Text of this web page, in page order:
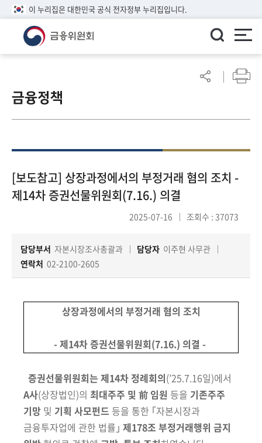
이 누리집은 대한민국 공식 전자정부 누리집입니다.
린
이알
참
여
마
책
마
금융정책
[보도참고] 상장과정에서의 부정거래 혐의 조치 -
제14차 증권선물위원회(7.16.) 의결
2025-07-16 조회수 : 37073
담당부서 자본시장조사총괄과 담당자 이주현 사무관
연락처 02-2100-2605
상장과정에서의 부정거래 혐의 조치
- 제14차 증권선물위원회(7.16.) 의결 -
증권선물위원회는 제14차 정례회의(’25.7.16일)에서
A사(상장법인)의 최대주주 및 前 임원 등을 기존주주
기망 및 기획 사모펀드 등을 통한 ｢자본시장과
금융투자업에 관한 법률 ｣ 제178조 부정거래행위 금지